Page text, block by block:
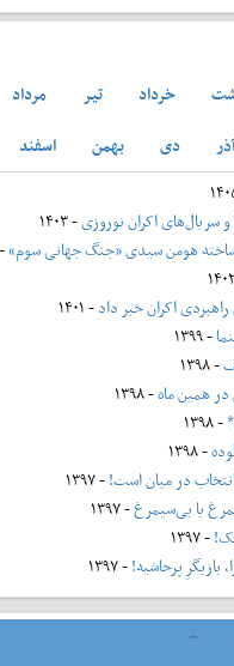
خرداد تير مرداد
دی بهمن
اسفند
سریال‌های اکران نوروزی- ۱۴۰۳
هومن سیدی «جنگ جهانی سوم»- ۱۴۰۲
اکران خبر داد- ۱۴۰۱
- ۱۳۹۹
- ۱۳۹۸
همین ماه- ۱۳۹۸
- ۱۳۹۸
- ۱۳۹۸
در میان است!- ۱۳۹۷
یا بی‌سیمرغ- ۱۳۹۷
- ۱۳۹۷
بازیگرِ پرحاشیه!- ۱۳۹۷